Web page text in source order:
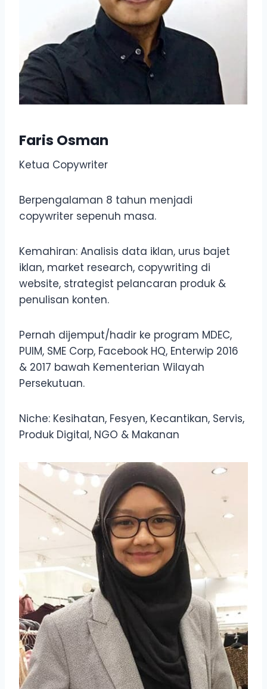
Faris Osman
Ketua Copywriter
Berpengalaman 8 tahun menjadi
copywriter sepenuh masa.
Kemahiran: Analisis data iklan, urus bajet
iklan, market research, copywriting di
website, strategist pelancaran produk &
penulisan konten.
Pernah dijemput/hadir ke program MDEC,
PUIM, SME Corp, Facebook HQ, Enterwip 2016
& 2017 bawah Kementerian Wilayah
Persekutuan.
Niche: Kesihatan, Fesyen, Kecantikan, Servis,
Produk Digital, NGO & Makanan